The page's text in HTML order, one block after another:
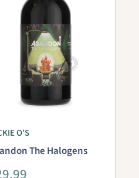
O'S
The Halogens